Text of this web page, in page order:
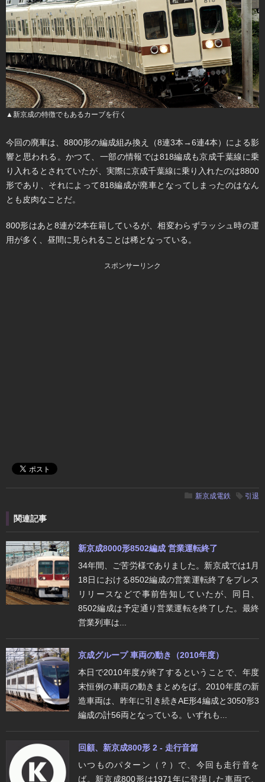
▲新京成の特徴でもあるカーブを行く
今回の廃車は、8800形の編成組み換え（8連3本→6連4本）による影
響と思われる。かつて、一部の情報では818編成も京成千葉線に乗
り入れるとされていたが、実際に京成千葉線に乗り入れたのは8800
形であり、それによって818編成が廃車となってしまったのはなん
とも皮肉なことだ。
800形はあと8連が2本在籍しているが、相変わらずラッシュ時の運
用が多く、昼間に見られることは稀となっている。
スポンサーリンク
新京成電鉄 引退
関連記事
新京成8000形8502編成 営業運転終了
34年間、ご苦労様でありました。新京成では1月
18日における8502編成の営業運転終了をプレス
リリースなどで事前告知していたが、同日、
8502編成は予定通り営業運転を終了した。最終
営業列車は...
京成グループ 車両の動き（2010年度）
本日で2010年度が終了するということで、年度
末恒例の車両の動きまとめをば。2010年度の新
造車両は、昨年に引き続きAE形4編成と3050形3
編成の計56両となっている。いずれも...
回顧、新京成800形 2 - 走行音篇
いつものパターン（？）で、今回も走行音を
ば。新京成800形は1971年に登場した車両で、